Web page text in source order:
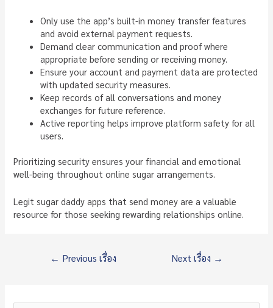
Only use the app’s built-in money transfer features
and avoid external payment requests.
Demand clear communication and proof where
appropriate before sending or receiving money.
Ensure your account and payment data are protected
with updated security measures.
Keep records of all conversations and money
exchanges for future reference.
Active reporting helps improve platform safety for all
users.
Prioritizing security ensures your financial and emotional
well-being throughout online sugar arrangements.
Legit sugar daddy apps that send money are a valuable
resource for those seeking rewarding relationships online.
แนะแนว
← Previous เรื่อง Next เรื่อง →